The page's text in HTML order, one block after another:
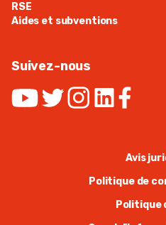
RSE
Aides et subventions
Suivez-nous
Avis
Politique de
Politique